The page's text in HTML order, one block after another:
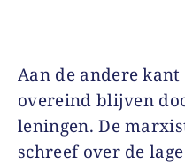
Aan de andere
overeind blijven
leningen. De
schreef over de